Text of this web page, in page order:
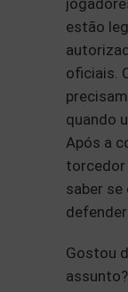
estão
oficiais.
quando
Após a
torcedor
saber se
Gostou